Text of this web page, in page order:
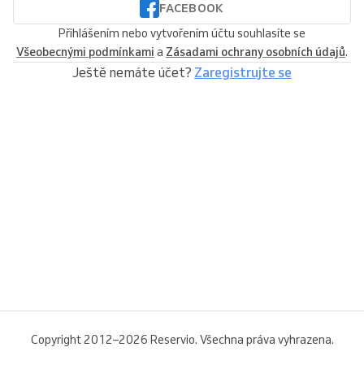
FACEBOOK
Přihlášením nebo vytvořením účtu souhlasíte se
Všeobecnými podmínkami a Zásadami ochrany osobních údajů.
Ještě nemáte účet? Zaregistrujte se
Copyright 2012–2026 Reservio. Všechna práva vyhrazena.